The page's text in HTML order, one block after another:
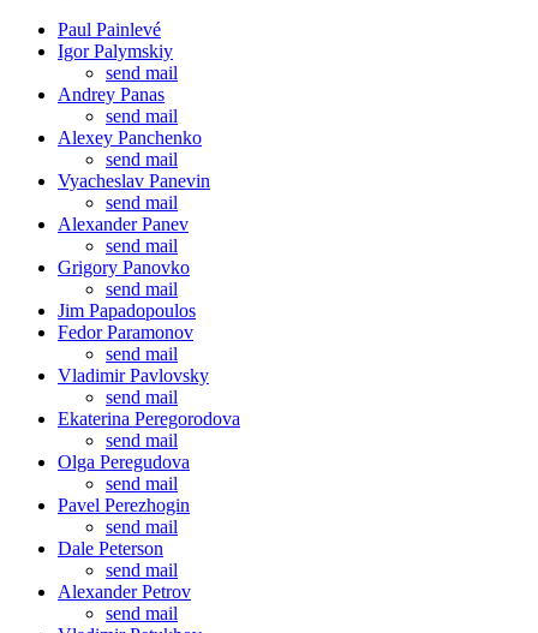
Paul Painlevé
Igor Palymskiy
send mail
Andrey Panas
send mail
Alexey Panchenko
send mail
Vyacheslav Panevin
send mail
Alexander Panev
send mail
Grigory Panovko
send mail
Jim Papadopoulos
Fedor Paramonov
send mail
Vladimir Pavlovsky
send mail
Ekaterina Peregorodova
send mail
Olga Peregudova
send mail
Pavel Perezhogin
send mail
Dale Peterson
send mail
Alexander Petrov
send mail